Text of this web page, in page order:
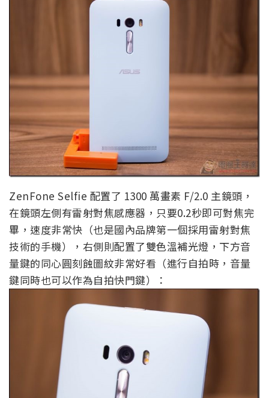
ZenFone Selfie 配置了 1300 萬畫素 F/2.0 主鏡頭，
在鏡頭左側有雷射對焦感應器，只要0.2秒即可對焦完
畢，速度非常快（也是國內品牌第一個採用雷射對焦
技術的手機），右側則配置了雙色溫補光燈，下方音
量鍵的同心圓刻蝕圖紋非常好看（進行自拍時，音量
鍵同時也可以作為自拍快門鍵）：